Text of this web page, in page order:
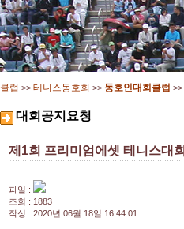
클럽 >> 테니스동호회 >> 동호인대회클럽 >>
대회공지요청
제1회 프리미엄에셋 테니스대
파일 :
조회 : 1883
작성 : 2020년 06월 18일 16:44:01